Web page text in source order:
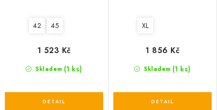
42 45
Skladem (1 ks)
1 523 Kč
XL
Skladem (1 ks)
1 856 Kč